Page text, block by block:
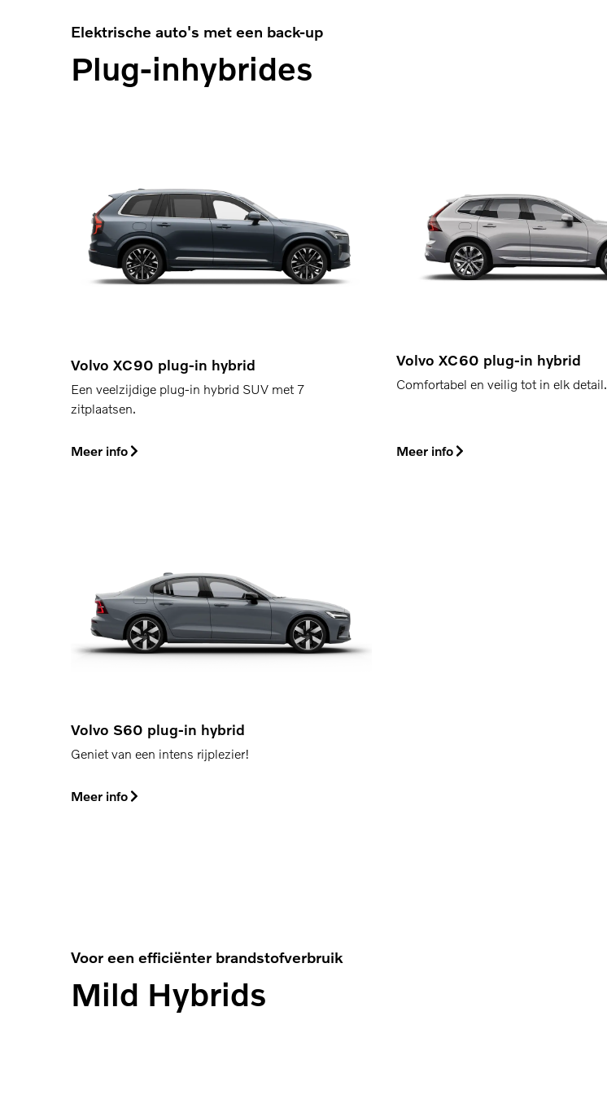
Elektrische auto's met een back-up
Plug-inhybrides
Volvo XC90 plug-in hybrid
Een veelzijdige plug-in hybrid SUV met 7
zitplaatsen.
Meer info
Volvo XC60 plug-in hybrid
Comfortabel en veilig tot in elk detail.
Meer info
Volvo S60 plug-in hybrid
Geniet van een intens rijplezier!
Meer info
Voor een efficiënter brandstofverbruik
Mild Hybrids